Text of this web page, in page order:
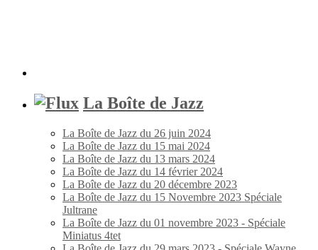
La Boîte de Jazz
La Boîte de Jazz du 26 juin 2024
La Boîte de Jazz du 15 mai 2024
La Boîte de Jazz du 13 mars 2024
La Boîte de Jazz du 14 février 2024
La Boîte de Jazz du 20 décembre 2023
La Boîte de Jazz du 15 Novembre 2023 Spéciale
Jultrane
La Boîte de Jazz du 01 novembre 2023 - Spéciale
Miniatus 4tet